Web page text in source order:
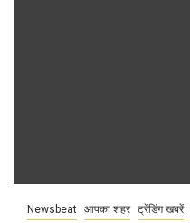
Newsbeat आपका शहर ट्रेंडिंग खबरें